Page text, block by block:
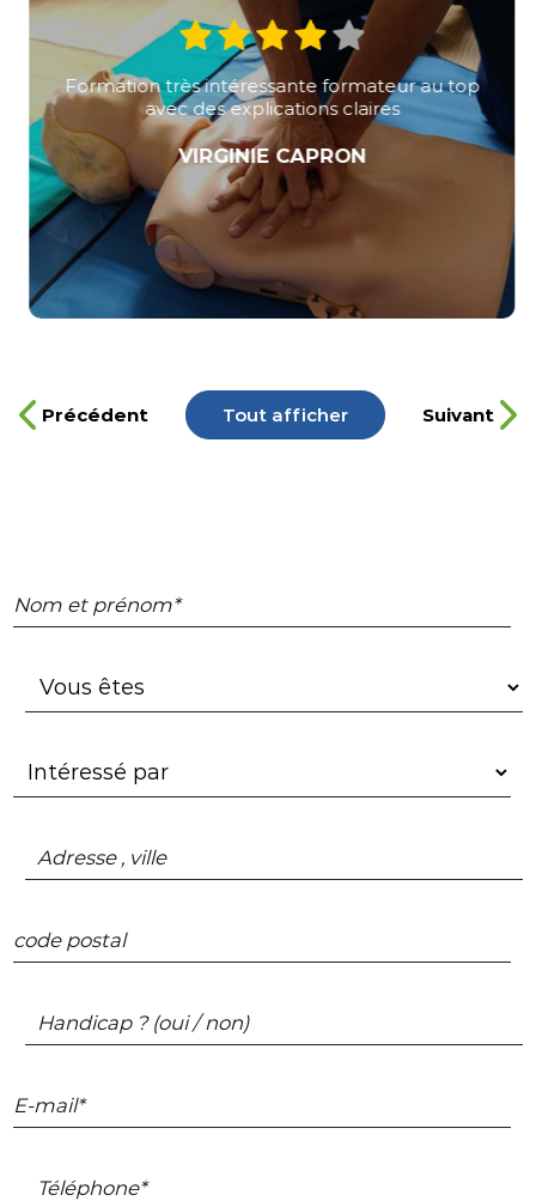
Formation très intéressante formateur au top
avec des explications claires
VIRGINIE CAPRON
Précédent Tout afficher Suivant
Nom et prénom*
Adresse , ville
code postal
Handicap ? (oui / non)
E-mail*
Téléphone*